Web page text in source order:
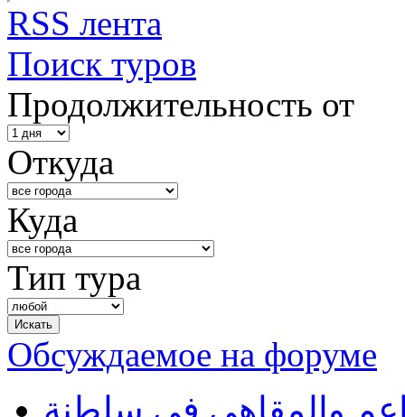
RSS лента
Поиск туров
Продолжительность от
Откуда
Куда
Тип тура
Обсуждаемое на форуме
والمقاهي في سلطنة